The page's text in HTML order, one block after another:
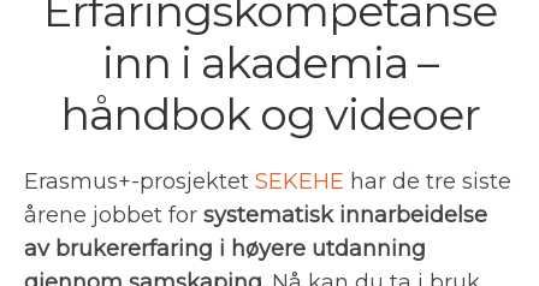
Erfaringskompetanse
inn i akademia –
håndbok og videoer
Erasmus+-prosjektet SEKEHE har de tre siste
årene jobbet for systematisk innarbeidelse
av brukererfaring i høyere utdanning